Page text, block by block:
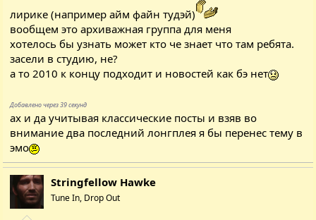
лирике (например айм файн тудэй)
вообщем это архиважная группа для меня
хотелось бы узнать может кто че знает что там ребята.
засели в студию, не?
а то 2010 к концу подходит и новостей как бэ нет
Добавлено через 39 секунд
ах и да учитывая классические посты и взяв во
внимание два последний лонгплея я бы перенес тему в
эмо
Stringfellow Hawke
Tune In, Drop Out